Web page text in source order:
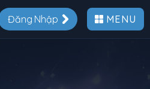
Đăng Nhập MENU